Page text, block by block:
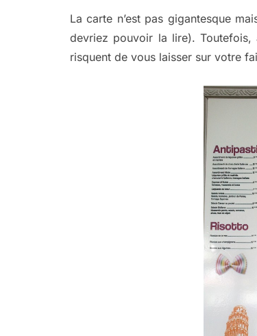
La carte n’est pas gigantesque
devriez pouvoir la lire).
risquent de vous laisser sur votre